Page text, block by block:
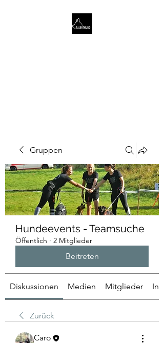
Gruppen
Hundeevents - Teamsuche
Öffentlich · 2 Mitglieder
Beitreten
Diskussionen Medien Mitglieder Info
Zurück
Caro